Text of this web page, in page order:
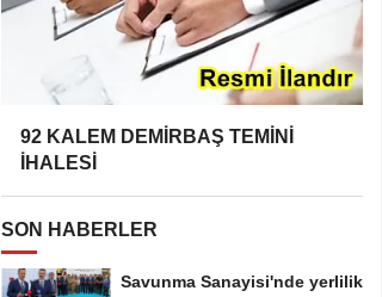
92 KALEM DEMİRBAŞ TEMİNİ
İHALESİ
SON HABERLER
Savunma Sanayisi'nde yerlilik